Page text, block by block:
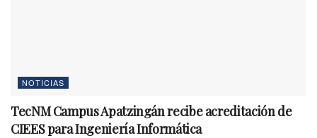
NOTICIAS
TecNM Campus Apatzingán recibe acreditación de
CIEES para Ingeniería Informática